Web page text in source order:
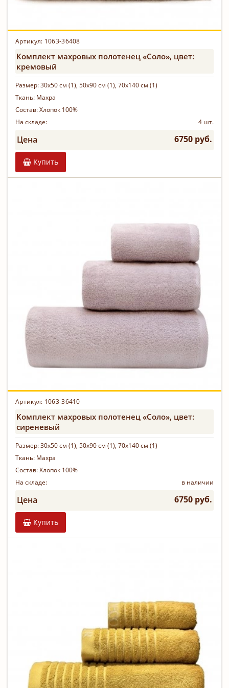
Артикул: 1063-36408
Комплект махровых полотенец «Соло», цвет:
кремовый
Размер:30х50 см (1), 50х90 см (1), 70х140 см (1)
Ткань: Махра
Состав:Хлопок 100%
На складе:
4 шт.
Цена 6750 руб.
Купить
Артикул: 1063-36410
Комплект махровых полотенец «Соло», цвет:
сиреневый
Размер:30х50 см (1), 50х90 см (1), 70х140 см (1)
Ткань: Махра
Состав:Хлопок 100%
На складе:
в наличии
Цена 6750 руб.
Купить